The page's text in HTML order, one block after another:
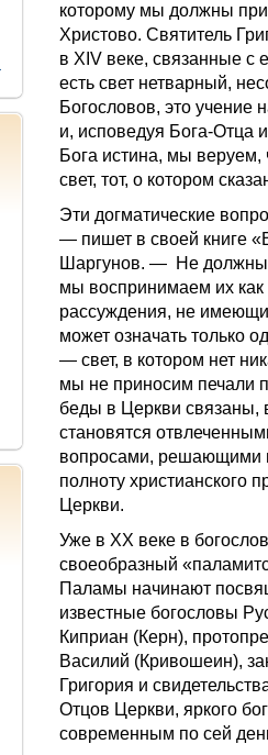
которому мы должны
Христово. Святитель
в XIV веке, связанные с
есть свет нетварный,
Богословов, это учение
и, исповедуя Бога-Отца
Бога истина, мы
свет, тот, о котором
Эти догматические
— пишет в своей книге
Шаргунов. — Не должны
мы воспринимаем их как
рассуждения, не
может означать только
— свет, в котором нет
мы не приносим печали
беды в Церкви связаны,
становятся
вопросами, решающими
полноту христианского
Церкви.
Уже в XX веке в
своеобразный
Паламы начинают
известные богословы
Киприан (Керн),
Василий (Кривошеин),
Григория и
Отцов Церкви, яркого
современным по сей